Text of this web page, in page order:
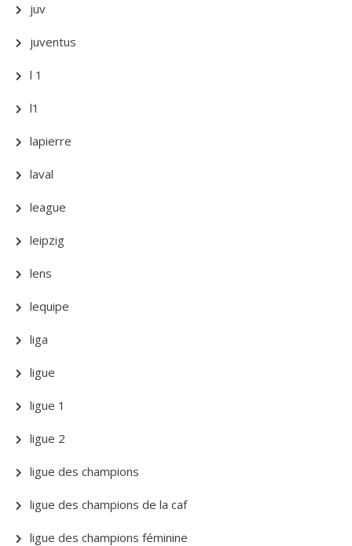
juv
juventus
l 1
l1
lapierre
laval
league
leipzig
lens
lequipe
liga
ligue
ligue 1
ligue 2
ligue des champions
ligue des champions de la caf
ligue des champions féminine